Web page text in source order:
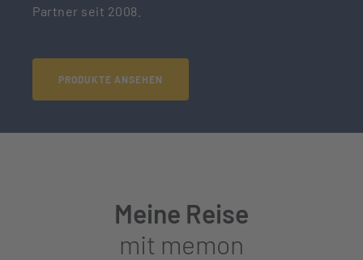
Partner seit 2008.
PRODUKTE ANSEHEN
Meine Reise
mit memon